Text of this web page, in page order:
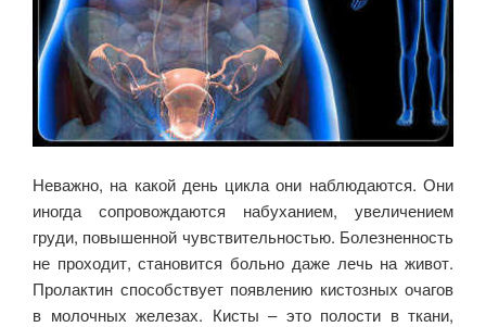
Неважно, на какой день цикла они наблюдаются. Они
иногда сопровождаются набуханием, увеличением
груди, повышенной чувствительностью. Болезненность
не проходит, становится больно даже лечь на живот.
Пролактин способствует появлению кистозных очагов
в молочных железах. Кисты – это полости в ткани,